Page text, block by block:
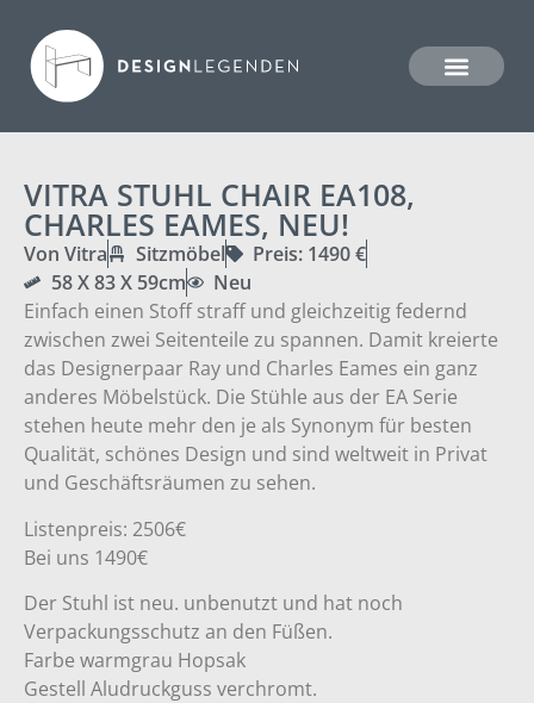
VITRA STUHL CHAIR EA108,
CHARLES EAMES, NEU!
Von Vitra Sitzmöbel
Preis: 1490 €
58 X 83 X 59cm
Neu
Einfach einen Stoff straff und gleichzeitig federnd
zwischen zwei Seitenteile zu spannen. Damit kreierte
das Designerpaar Ray und Charles Eames ein ganz
anderes Möbelstück. Die Stühle aus der EA Serie
stehen heute mehr den je als Synonym für besten
Qualität, schönes Design und sind weltweit in Privat
und Geschäftsräumen zu sehen.
Listenpreis: 2506€
Bei uns 1490€
Der Stuhl ist neu. unbenutzt und hat noch
Verpackungsschutz an den Füßen.
Farbe warmgrau Hopsak
Gestell Aludruckguss verchromt.